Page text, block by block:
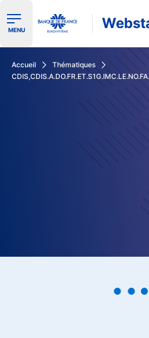
Ouvrir le menu de navigation
MENU
Accueil
Thématiques